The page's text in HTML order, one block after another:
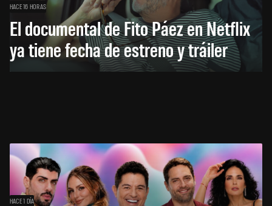
HACE 16 HORAS
El documental de Fito Páez en Netflix
ya tiene fecha de estreno y tráiler
HACE 1 DÍA